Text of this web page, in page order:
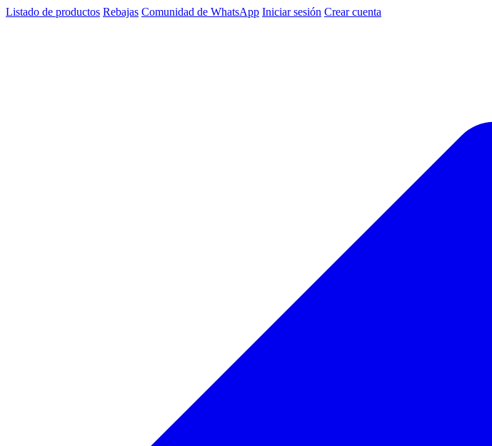
Listado de productos Rebajas Comunidad de WhatsApp Iniciar sesión Crear cuenta